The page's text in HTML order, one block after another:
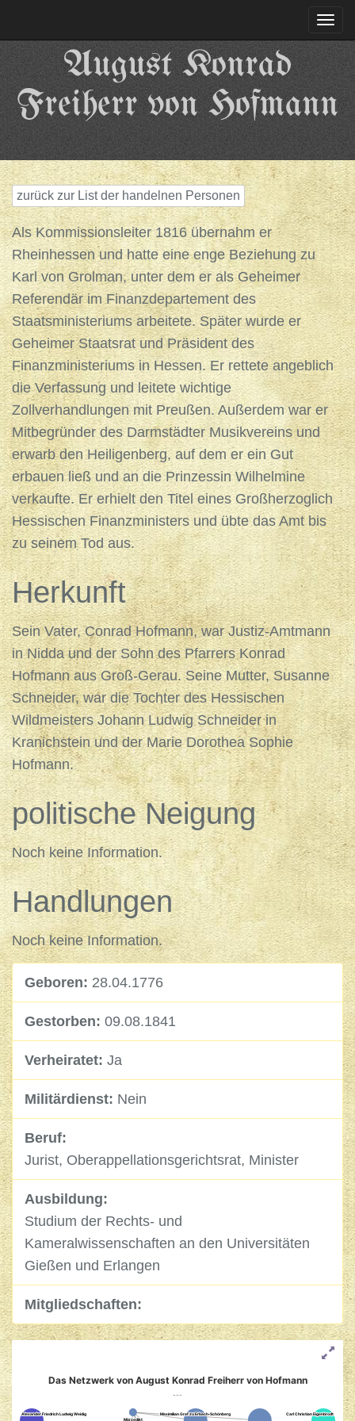
August Konrad
Freiherr von Hofmann
zurück zur List der handelnen Personen
Als Kommissionsleiter 1816 übernahm er
Rheinhessen und hatte eine enge Beziehung zu
Karl von Grolman, unter dem er als Geheimer
Referendär im Finanzdepartement des
Staatsministeriums arbeitete. Später wurde er
Geheimer Staatsrat und Präsident des
Finanzministeriums in Hessen. Er rettete angeblich
die Verfassung und leitete wichtige
Zollverhandlungen mit Preußen. Außerdem war er
Mitbegründer des Darmstädter Musikvereins und
erwarb den Heiligenberg, auf dem er ein Gut
erbauen ließ und an die Prinzessin Wilhelmine
verkaufte. Er erhielt den Titel eines Großherzoglich
Hessischen Finanzministers und übte das Amt bis
zu seinem Tod aus.
Herkunft
Sein Vater, Conrad Hofmann, war Justiz-Amtmann
in Nidda und der Sohn des Pfarrers Konrad
Hofmann aus Groß-Gerau. Seine Mutter, Susanne
Schneider, war die Tochter des Hessischen
Wildmeisters Johann Ludwig Schneider in
Kranichstein und der Marie Dorothea Sophie
Hofmann.
politische Neigung
Noch keine Information.
Handlungen
Noch keine Information.
Geboren: 28.04.1776
Gestorben: 09.08.1841
Verheiratet: Ja
Militärdienst: Nein
Beruf:
Jurist, Oberappellationsgerichtsrat, Minister
Ausbildung:
Studium der Rechts- und
Kameralwissenschaften an den Universitäten
Gießen und Erlangen
Mitgliedschaften:
Das Netzwerk von August Konrad Freiherr von Hofmann
---
Alexander Friedrich Ludwig Weidig
Alexander Friedrich Ludwig Weidig
Märzedikt
Märzedikt
Maximilian Graf zu Erbach-Schönberg
Maximilian Graf zu Erbach-Schönberg Carl Christian Eigenbrodt
Carl Christian Eigenbrodt